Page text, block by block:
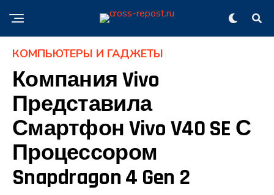
КОМПЬЮТЕРЫ И ГАДЖЕТЫ
Компания Vivo
Представила
Смартфон Vivo V40 SE С
Процессором
Snapdragon 4 Gen 2